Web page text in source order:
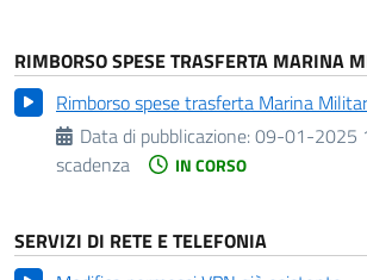
RIMBORSO SPESE TRASFERTA MARINA
Rimborso spese trasferta Marina
Data di pubblicazione:09-01-2025
scadenza
IN CORSO
SERVIZI DI RETE E TELEFONIA